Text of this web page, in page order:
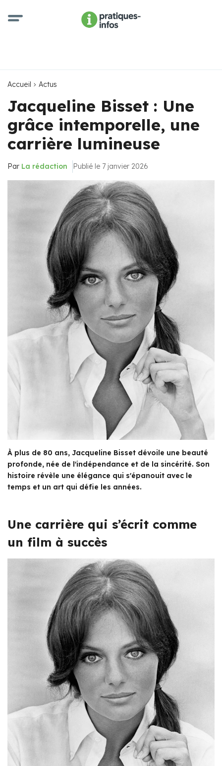
Accueil Actus
Jacqueline Bisset : Une
grâce intemporelle, une
carrière lumineuse
Par La rédaction Publié le 7 janvier 2026
À plus de 80 ans, Jacqueline Bisset dévoile une beauté
profonde, née de l'indépendance et de la sincérité. Son
histoire révèle une élégance qui s'épanouit avec le
temps et un art qui défie les années.
Une carrière qui s’écrit comme
un film à succès